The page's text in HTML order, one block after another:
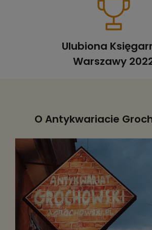
Ulubiona
Warszawy
O Antykwariacie